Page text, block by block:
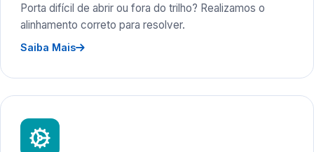
Porta difícil de abrir ou fora do trilho? Realizamos o
alinhamento correto para resolver.
Saiba Mais